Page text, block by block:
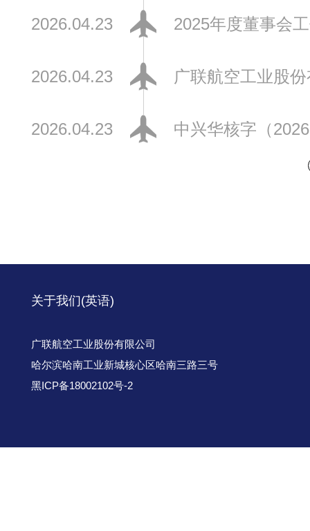
2026.04.23 2025年度董事会
2026.04.23 广联航空工业股
2026.04.23 中兴华核字（
关于我们(英语)
广联航空工业股份有限公司
哈尔滨哈南工业新城核心区哈南三路三号
黑ICP备18002102号-2